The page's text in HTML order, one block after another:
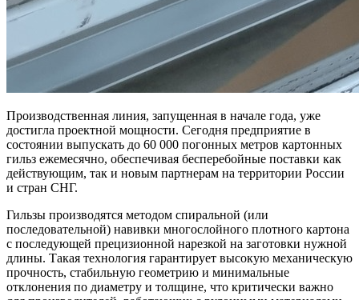
Производственная линия, запущенная в начале года, уже
достигла проектной мощности. Сегодня предприятие в
состоянии выпускать до 60 000 погонных метров картонных
гильз ежемесячно, обеспечивая бесперебойные поставки как
действующим, так и новым партнерам на территории России
и стран СНГ.
Гильзы производятся методом спиральной (или
последовательной) навивки многослойного плотного картона
с последующей прецизионной нарезкой на заготовки нужной
длины. Такая технология гарантирует высокую механическую
прочность, стабильную геометрию и минимальные
отклонения по диаметру и толщине, что критически важно